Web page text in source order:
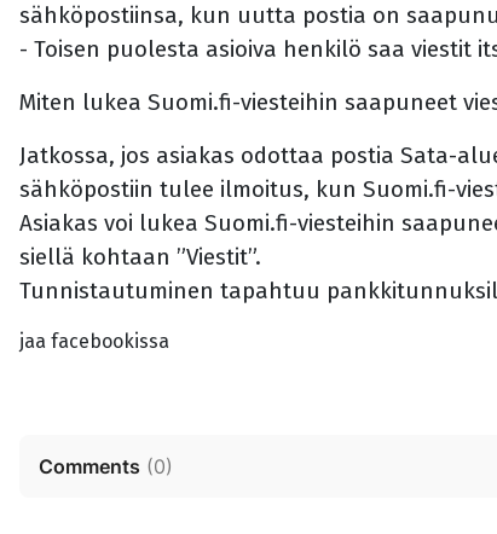
sähköpostiinsa, kun uutta postia on
- Toisen puolesta asioiva henkilö saa viestit
Miten lukea Suomi.fi-viesteihin saapuneet
Jatkossa, jos asiakas odottaa postia Sata-
sähköpostiin tulee ilmoitus, kun Suomi.fi-
Asiakas voi lukea Suomi.fi-viesteihin
siellä kohtaan ”Viestit”.
Tunnistautuminen tapahtuu
jaa facebookissa
Comments (0)